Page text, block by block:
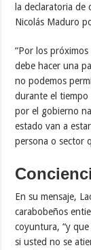
la declaratoria de
Nicolás Maduro
“Por los
debe hacer una
no podemos
durante el tiempo
por el gobierno
estado van a
persona o sector
En su mensaje,
carabobeños
coyuntura, “y
si usted no se